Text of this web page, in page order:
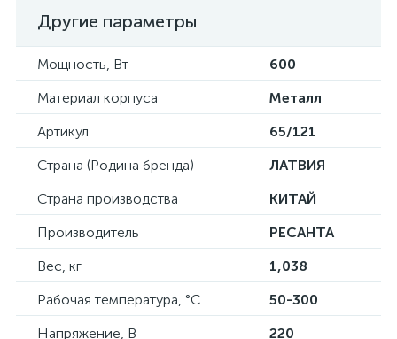
Другие параметры
Мощность, Вт
600
Материал корпуса
Металл
Артикул
65/121
Страна (Родина бренда)
ЛАТВИЯ
Страна производства
КИТАЙ
Производитель
РЕСАНТА
Вес, кг
1,038
Рабочая температура, °С
50-300
Напряжение, В
220